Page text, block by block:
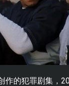
作的犯罪剧集，